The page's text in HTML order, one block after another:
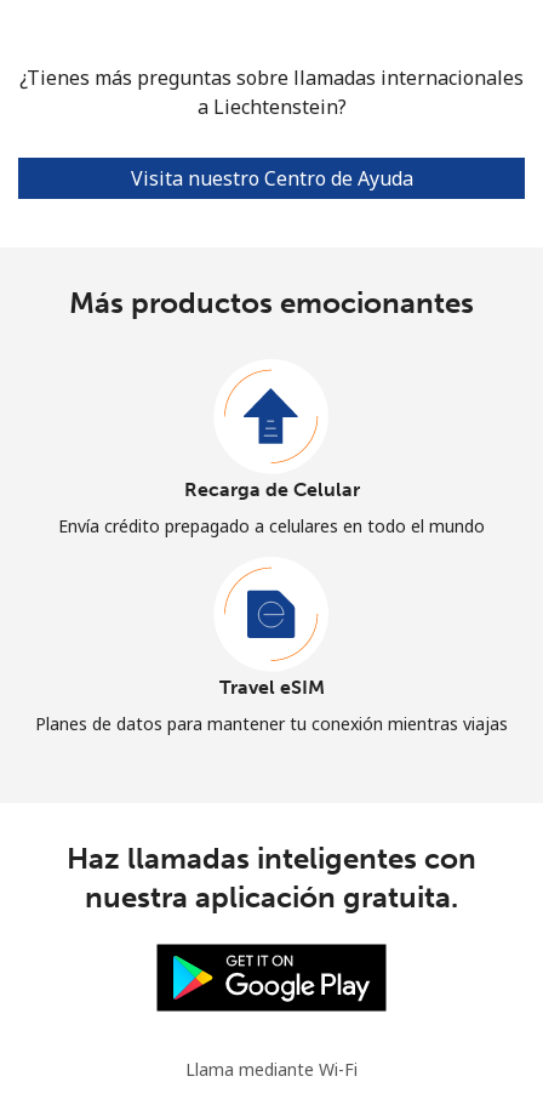
¿Tienes más preguntas sobre llamadas internacionales
a Liechtenstein?
Visita nuestro Centro de Ayuda
Más productos emocionantes
Recarga de Celular
Envía crédito prepagado a celulares en todo el mundo
Travel eSIM
Planes de datos para mantener tu conexión mientras viajas
Haz llamadas inteligentes con
nuestra aplicación gratuita.
Llama mediante Wi-Fi